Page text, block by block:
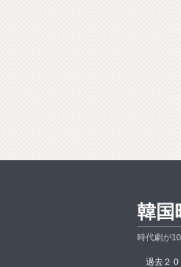
韓国
時代劇が
過去２０